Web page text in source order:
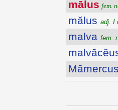
mālus fem.
mălus adj. I
malva fem.
Māmercus